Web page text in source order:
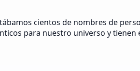
cientos de nombres de
para nuestro universo y